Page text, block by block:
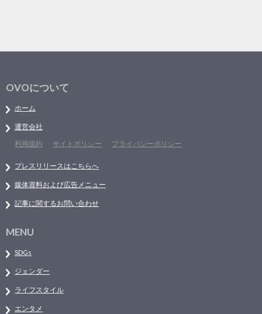
OVOについて
ホーム
運営会社
利用規約
サイトポリシー プライバシーポリシー
プレスリリースはこちらへ
媒体資料および広告メニュー
記事に関するお問い合わせ
MENU
SDGs
ジェンダー
ライフスタイル
エンタメ